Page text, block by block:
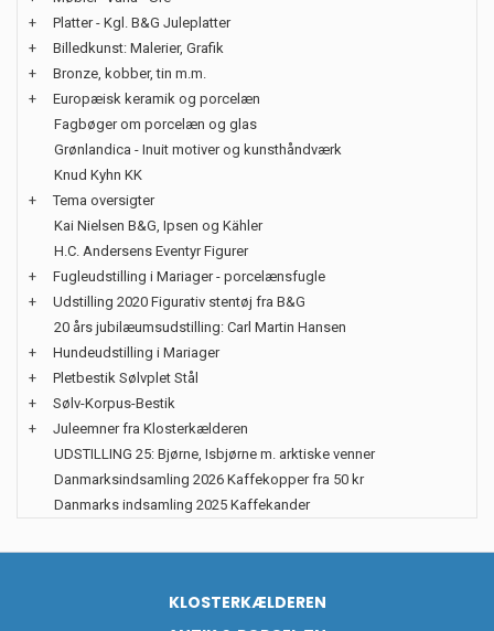
+
Platter - Kgl. B&G Juleplatter
+
Billedkunst: Malerier, Grafik
+
Bronze, kobber, tin m.m.
+
Europæisk keramik og porcelæn
Fagbøger om porcelæn og glas
Grønlandica - Inuit motiver og kunsthåndværk
Knud Kyhn KK
+
Tema oversigter
Kai Nielsen B&G, Ipsen og Kähler
H.C. Andersens Eventyr Figurer
+
Fugleudstilling i Mariager - porcelænsfugle
+
Udstilling 2020 Figurativ stentøj fra B&G
20 års jubilæumsudstilling: Carl Martin Hansen
+
Hundeudstilling i Mariager
+
Pletbestik Sølvplet Stål
+
Sølv-Korpus-Bestik
+
Juleemner fra Klosterkælderen
UDSTILLING 25: Bjørne, Isbjørne m. arktiske venner
Danmarksindsamling 2026 Kaffekopper fra 50 kr
Danmarks indsamling 2025 Kaffekander
KLOSTERKÆLDEREN